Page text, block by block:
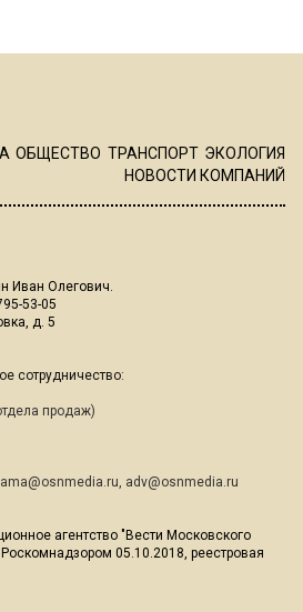
ОБЩЕСТВО ТРАНСПОРТ ЭКОЛОГИЯ
НОВОСТИ КОМПАНИЙ
Иван Олегович.
53-05
д. 5
сотрудничество:
продаж)
, adv@osnmedia.ru
агентство "Вести Московского
Роскомнадзором 05.10.2018, реестровая